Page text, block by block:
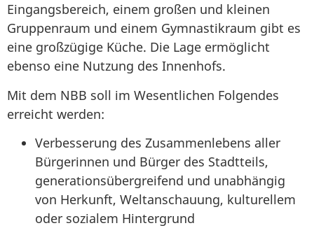
Eingangsbereich, einem großen und kleinen
Gruppenraum und einem Gymnastikraum gibt es
eine großzügige Küche. Die Lage ermöglicht
ebenso eine Nutzung des Innenhofs.
Mit dem NBB soll im Wesentlichen Folgendes
erreicht werden:
Verbesserung des Zusammenlebens aller
Bürgerinnen und Bürger des Stadtteils,
generationsübergreifend und unabhängig
von Herkunft, Weltanschauung, kulturellem
oder sozialem Hintergrund